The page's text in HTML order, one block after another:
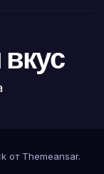
от Themeansar.